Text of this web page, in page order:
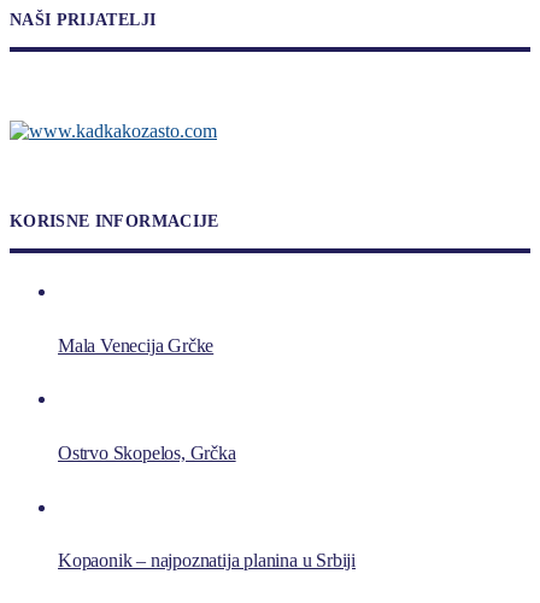
NAŠI PRIJATELJI
KORISNE INFORMACIJE
Mala Venecija Grčke
Ostrvo Skopelos, Grčka
Kopaonik – najpoznatija planina u Srbiji